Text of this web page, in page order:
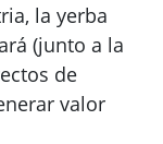
la yerba
(junto a la
de
valor